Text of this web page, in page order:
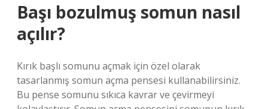
Başı bozulmuş somun nasıl
açılır?
Kırık başlı somunu açmak için özel olarak
tasarlanmış somun açma pensesi kullanabilirsiniz.
Bu pense somunu sıkıca kavrar ve çevirmeyi